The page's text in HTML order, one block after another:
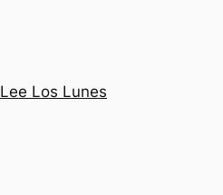
Lee Los Lunes